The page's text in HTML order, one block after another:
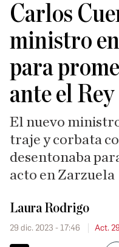
Carlos
ministro
para
ante el Rey
El nuevo
traje y corbata
desentonaba
acto en Zarzuela
Laura Rodrigo
29 dic. 2023 - 17:46 Act.